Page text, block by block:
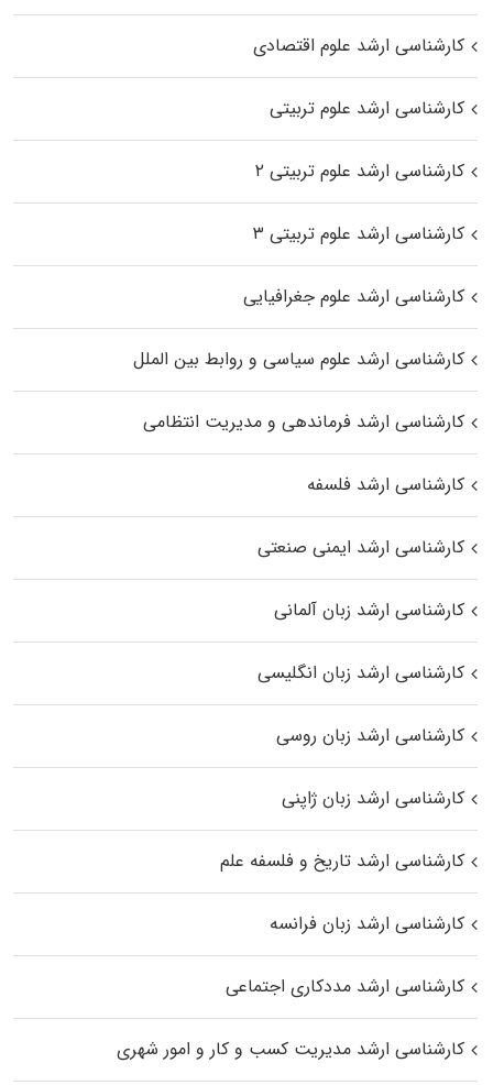
کارشناسی ارشد علوم اقتصادی
کارشناسی ارشد علوم تربیتی
کارشناسی ارشد علوم تربیتی ۲
کارشناسی ارشد علوم تربیتی ۳
کارشناسی ارشد علوم جغرافیایی
کارشناسی ارشد علوم سیاسی و روابط بین الملل
کارشناسی ارشد فرماندهی و مدیریت انتظامی
کارشناسی ارشد فلسفه
کارشناسی ارشد ایمنی صنعتی
کارشناسی ارشد زبان آلمانی
کارشناسی ارشد زبان انگلیسی
کارشناسی ارشد زبان روسی
کارشناسی ارشد زبان ژاپنی
کارشناسی ارشد تاریخ و فلسفه علم
کارشناسی ارشد زبان فرانسه
کارشناسی ارشد مددکاری اجتماعی
کارشناسی ارشد مدیریت کسب و کار و امور شهری